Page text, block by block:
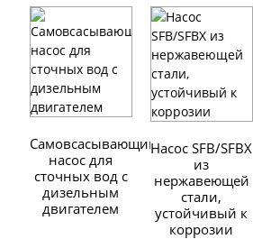
Самовсасывающий
насос для
сточных вод с
дизельным
двигателем
Насос SFB/SFBX
из
нержавеющей
стали,
устойчивый к
коррозии